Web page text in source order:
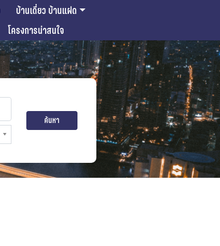
บ้านเดี่ยว บ้านแฝด
โครงการน่าสนใจ
ค้นหา